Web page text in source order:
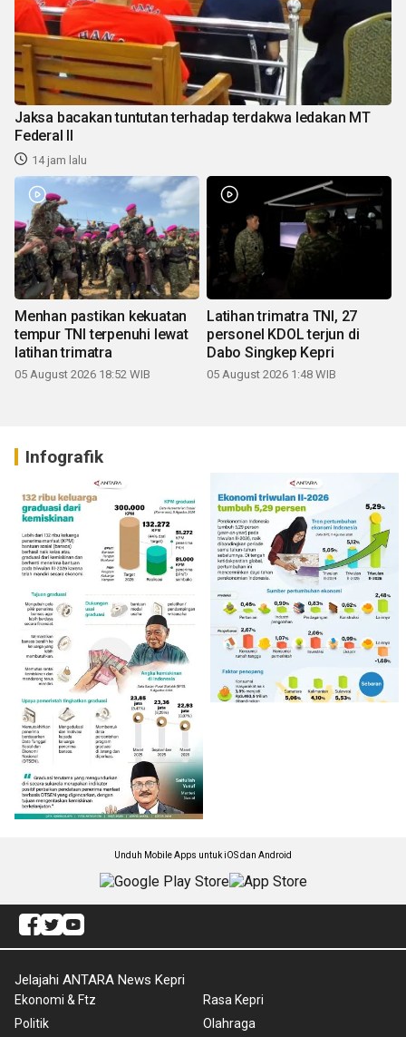
Jaksa bacakan tuntutan terhadap terdakwa ledakan MT
Federal II
14 jam lalu
Menhan pastikan kekuatan
tempur TNI terpenuhi lewat
latihan trimatra
05 August 2026 18:52 WIB
Latihan trimatra TNI, 27
personel KDOL terjun di
Dabo Singkep Kepri
05 August 2026 1:48 WIB
Infografik
Unduh Mobile Apps untuk iOS dan Android
Jelajahi ANTARA News Kepri
Ekonomi & Ftz
Politik
Rasa Kepri
Olahraga